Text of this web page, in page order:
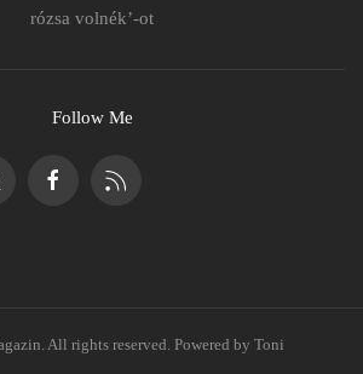
rózsa volnék’-ot
Follow Me
All rights reserved. Powered by Toni